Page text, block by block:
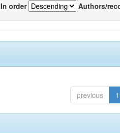
In order Authors/
previous 1